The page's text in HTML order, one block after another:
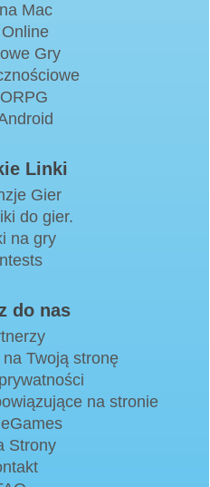
Mac
Gry
Linki
Gier
do gier.
na gry
do nas
Twoją stronę
na stronie
Strony